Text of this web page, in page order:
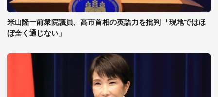
米山隆一前衆院議員、高市首相の英語力を批判 「現地ではほ
ぼ全く通じない」